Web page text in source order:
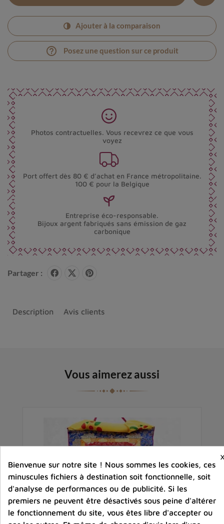
Ajouter à la comparaison
help_outline Posez une question sur ce produit
Photos contractuelles. Vous recevrez ce que vous
voyez
Port offert dès 80 € d’achat en France métropolitaine.
100 € pour la Belgique
Entreprise éco-responsable.
Bijoux argent fabriqués sans émission de gaz
carbonique
Partager :
Description Avis clients
Vous aimerez aussi
Bienvenue sur notre site ! Nous sommes les cookies, ces
minuscules fichiers à destination soit fonctionnelle, soit
d'analyse de performances ou de publicité. Si les
premiers ne peuvent être désactivés sous peine d'altérer
le fonctionnement du site, vous êtes libre d'accepter ou